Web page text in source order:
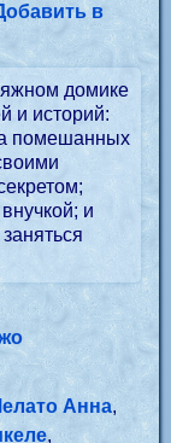
в
домике
и историй:
помешанных
и
Анна,
,